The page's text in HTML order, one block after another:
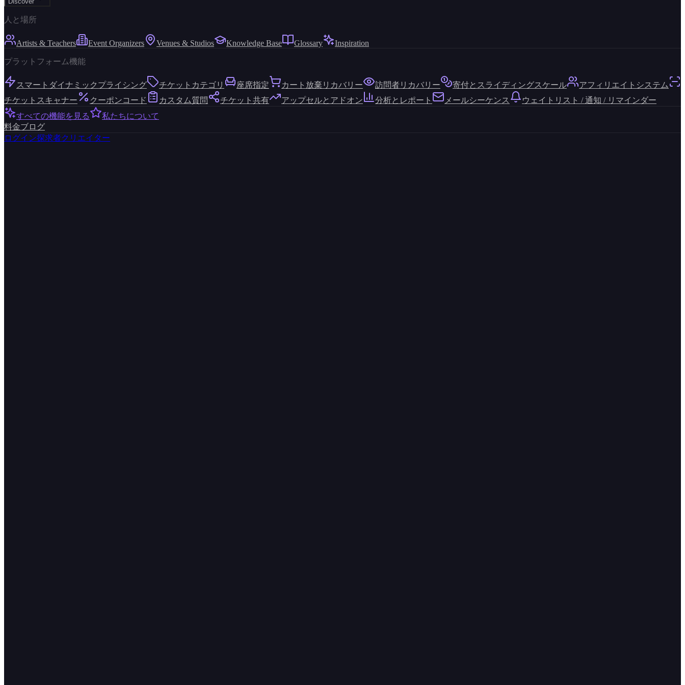
人と場所
Artists & Teachers Event Organizers Venues & Studios Knowledge Base Glossary Inspiration
プラットフォーム機能
スマートダイナミックプライシング チケットカテゴリ 座席指定 カート放棄リカバリー 訪問者リカバリー 寄付とスライディングスケール
アフィリエイトシステム
チケットスキャナー
クーポンコード カスタム質問 チケット共有 アップセルとアドオン 分析とレポート メールシーケンス
ウェイトリスト / 通知 / リマインダー
すべての機能を見る
私たちについて
料金ブログ
ログイン探求者クリエイター